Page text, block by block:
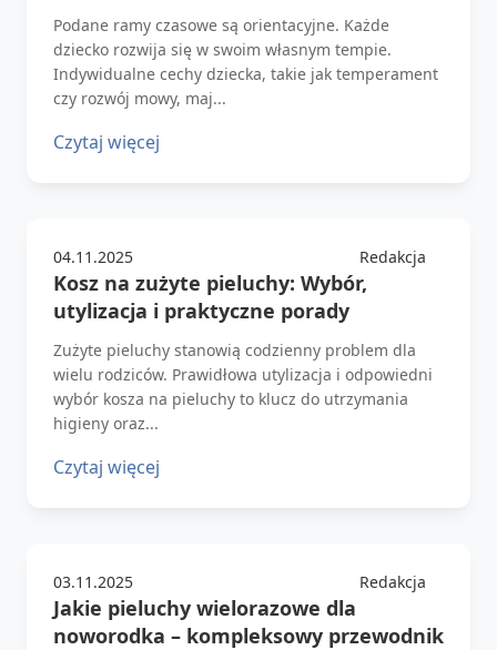
Podane ramy czasowe są orientacyjne. Każde
dziecko rozwija się w swoim własnym tempie.
Indywidualne cechy dziecka, takie jak temperament
czy rozwój mowy, maj...
Czytaj więcej
04.11.2025 Redakcja
Kosz na zużyte pieluchy: Wybór,
utylizacja i praktyczne porady
Zużyte pieluchy stanowią codzienny problem dla
wielu rodziców. Prawidłowa utylizacja i odpowiedni
wybór kosza na pieluchy to klucz do utrzymania
higieny oraz...
Czytaj więcej
03.11.2025 Redakcja
Jakie pieluchy wielorazowe dla
noworodka – kompleksowy przewodnik